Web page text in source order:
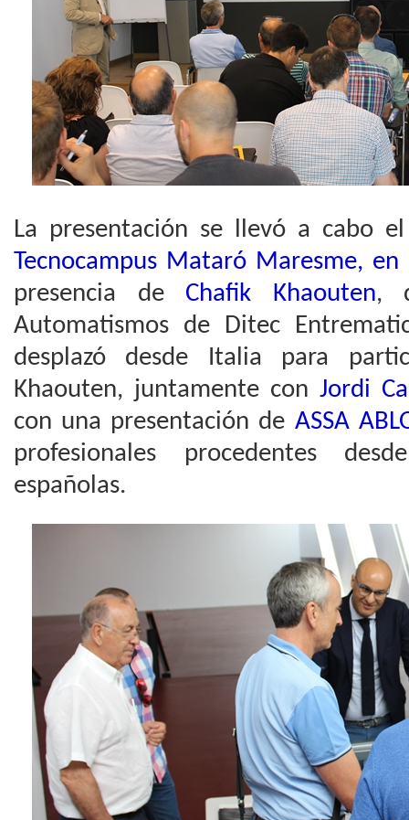
La presentación se llevó a cabo
Tecnocampus Mataró Maresme,
presencia de Chafik Khaouten,
Automatismos de Ditec
desplazó desde Italia para
Khaouten, juntamente con Jordi
con una presentación de ASSA
profesionales procedentes
españolas.